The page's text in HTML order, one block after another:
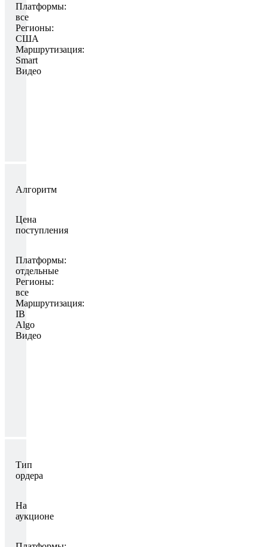
Платформы:
все
Регионы:
США
Маршрутизация:
Smart
Видео
Алгоритм
Цена
поступления
Платформы:
отдельные
Регионы:
все
Маршрутизация:
IB
Algo
Видео
Тип
ордера
На
аукционе